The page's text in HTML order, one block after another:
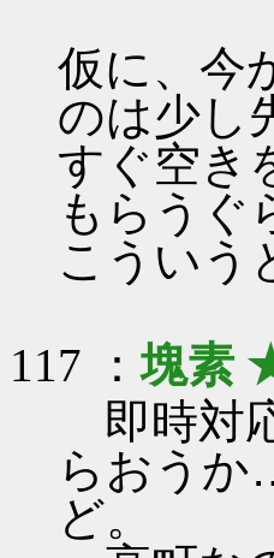
仮に、今
のは少し
すぐ空き
もらう
こういう
117 ：塊素
即時対
らおう
ど。